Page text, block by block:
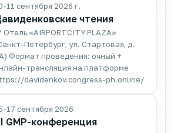
11 сентября 2026 г.
чтения
Отель «AIRPORTCITY PLAZA»
Петербург, ул. Стартовая, д.
Формат проведения: очный +
трансляция на платформе
davidenkov.congress-ph.online/
17 сентября 2026
GMP-конференция